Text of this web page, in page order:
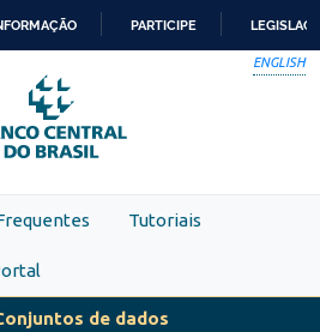
PARA
O
CONTEÚDO
PARTICIPE
ENGLISH
Tutoriais
de dados